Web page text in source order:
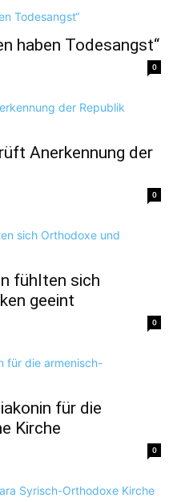
haben Todesangst“
0
Anerkennung der
0
fühlten sich
geeint
0
für die
Kirche
0